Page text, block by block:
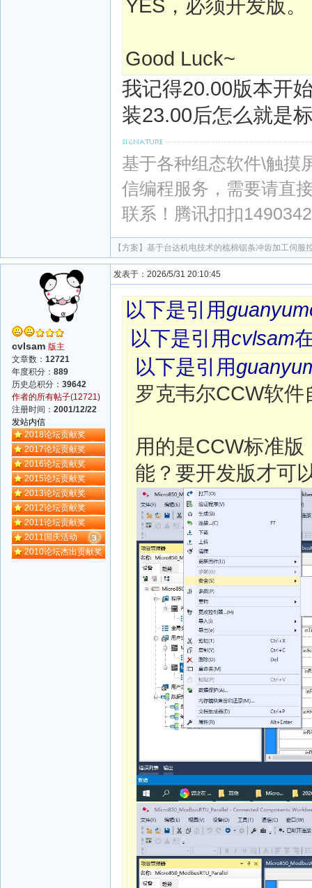
YES，必须开发版。
Good Luck~
我记得20.00版本开
装23.00后怎么就是
基于各种组态软件\触摸
信编程服务，需要请直
联系！腾讯扣扣
【方案】 基于台达机电技术的梳棉锯条冲齿加工伺服
cvlsam 版主
文章数： 12721
年度积分： 889
历史总积分： 39642
作者的所有帖子(12721)
注册时间： 2001/12/22
发站内信
2018论坛贡献奖
2017论坛贡献奖
2016论坛贡献奖
2015论坛贡献奖
2013论坛贡献奖
2012论坛贡献奖
2011论坛贡献奖
2011国庆活动
2010论坛杰出贡献奖
发表于：2026/5/31 20:10:45
以下是引用
以下是引用cvlsam
以下是引用
罗克韦尔CCW软
用的是CCW标准
能？要开发版才可